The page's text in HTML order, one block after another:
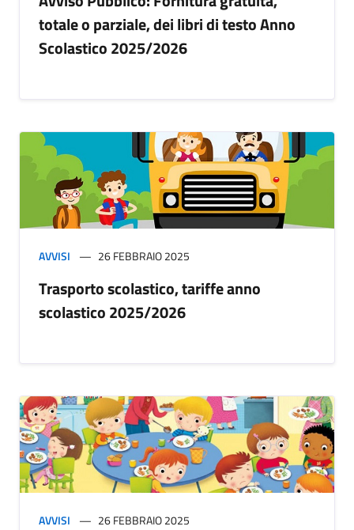
totale o parziale, dei libri di testo Anno
Scolastico 2025/2026
AVVISI 26 FEBBRAIO 2025
Trasporto scolastico, tariffe anno
scolastico 2025/2026
AVVISI 26 FEBBRAIO 2025